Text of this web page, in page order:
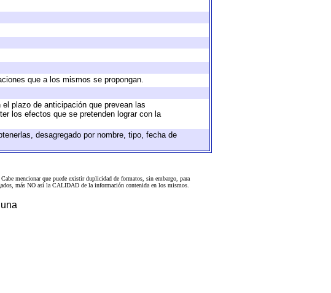
que a los mismos se propongan.
plazo de anticipación que prevean las
los efectos que se pretenden lograr con la
desagregado por nombre, tipo, fecha de
mencionar que puede existir duplicidad de formatos, sin embargo, para
más NO así la CALIDAD de la información contenida en los mismos.